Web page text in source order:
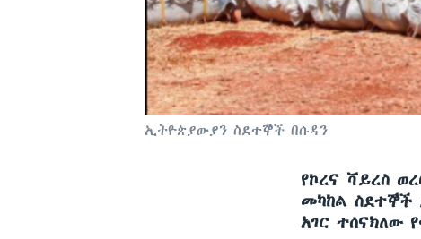
ኢትዮጵያውያን ስደተኞች በሱዳን
የኮረና ቫይረስ
መካከል ስደተኞች
አገር ተሰናክለው